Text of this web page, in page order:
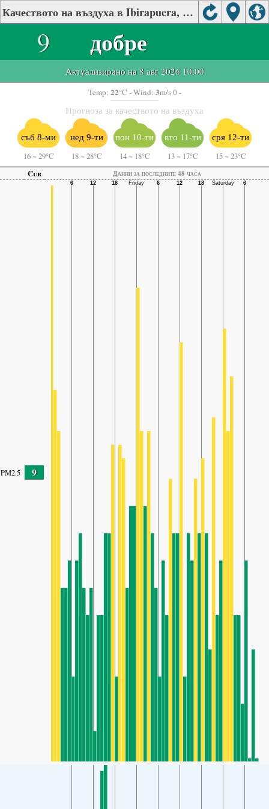
Качеството на въздуха в Ibirapuera, São Paulo
9 добре
Актуализирано на 8 авг 2026 10:00
Temp: 22°C - Wind: 3m/s 0 -
Прогноза за качеството на въздуха
съб 8-ми
16 ~ 29°C
нед 9-ти
18 ~ 28°C
пон 10-ти
14 ~ 18°C
вто 11-ти
13 ~ 17°C
сря 12-ти
15 ~ 23°C
Cur
Данни за последните 48 часа
PM2.5 9